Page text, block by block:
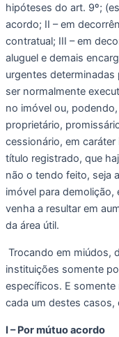
hipóteses do art. 9º;
acordo; II – em
contratual; III – em
aluguel e demais
urgentes determinadas
ser normalmente
no imóvel ou,
proprietário,
cessionário, em
título registrado, que
não o tendo feito, seja
imóvel para demolição,
venha a resultar em
da área útil.
instituições somente
específicos. E
cada um destes casos,
I – Por mútuo acordo